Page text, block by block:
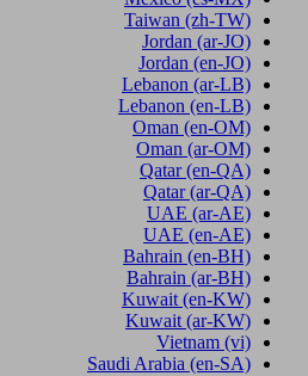
Taiwan (zh-TW)
Jordan (ar-JO)
Jordan (en-JO)
Lebanon (ar-LB)
Lebanon (en-LB)
Oman (en-OM)
Oman (ar-OM)
Qatar (en-QA)
Qatar (ar-QA)
UAE (ar-AE)
UAE (en-AE)
Bahrain (en-BH)
Bahrain (ar-BH)
Kuwait (en-KW)
Kuwait (ar-KW)
Vietnam (vi)
Saudi Arabia (en-SA)